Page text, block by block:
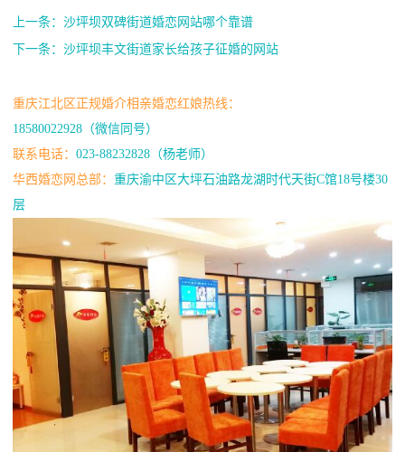
上一条：沙坪坝双碑街道婚恋网站哪个靠谱
下一条：沙坪坝丰文街道家长给孩子征婚的网站
重庆江北区正规婚介相亲婚恋红娘热线：
18580022928（微信同号）
联系电话： 023-88232828（杨老师）
华西婚恋网总部： 重庆渝中区大坪石油路龙湖时代天街C馆18号楼30
层